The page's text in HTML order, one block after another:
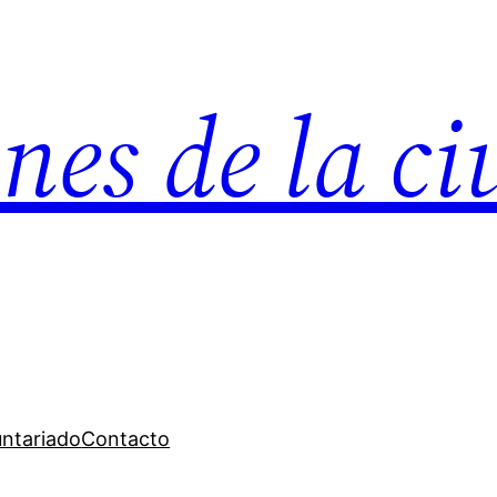
de la
Contacto